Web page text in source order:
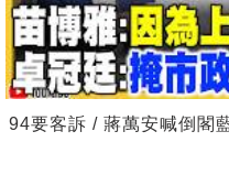
94要客訴 / 蔣萬安喊倒閣